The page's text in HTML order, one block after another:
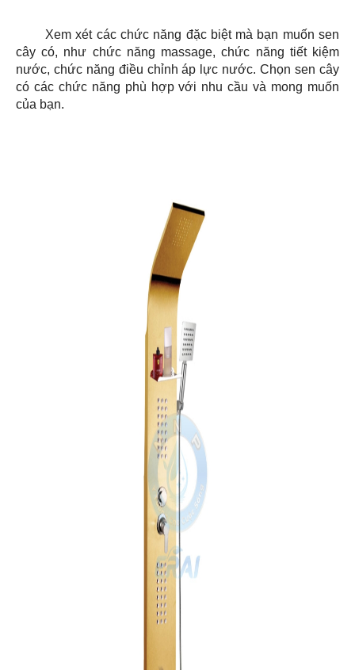
Xem xét các chức năng đặc biệt mà bạn muốn sen
cây có, như chức năng massage, chức năng tiết kiệm
nước, chức năng điều chỉnh áp lực nước. Chọn sen cây
có các chức năng phù hợp với nhu cầu và mong muốn
của bạn.